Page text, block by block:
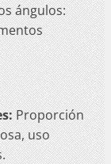
ángulos:
Proporción
uso